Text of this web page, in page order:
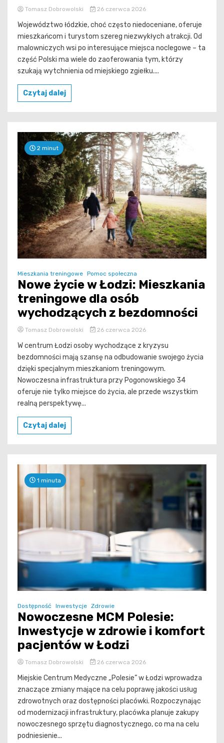
Tomasz Dobrowolski 26 czerwca 2026
Województwo łódzkie, choć często niedoceniane, oferuje
mieszkańcom i turystom szereg niezwykłych atrakcji. Od
malowniczych wsi po interesujące miejsca noclegowe – ta
część Polski ma wiele do zaoferowania tym, którzy
szukają wytchnienia od miejskiego zgiełku....
Czytaj dalej
2 minut
Mieszkania treningowe Pomoc społeczna
Nowe życie w Łodzi: Mieszkania
treningowe dla osób
wychodzących z bezdomności
Tomasz Dobrowolski 26 czerwca 2026
W centrum Łodzi osoby wychodzące z kryzysu
bezdomności mają szansę na odbudowanie swojego życia
dzięki specjalnym mieszkaniom treningowym.
Nowoczesna infrastruktura przy Pogonowskiego 34
oferuje nie tylko miejsce do życia, ale przede wszystkim
realną perspektywę...
Czytaj dalej
1 minuta
Dostępność Inwestycje Zdrowie
Nowoczesne MCM Polesie:
Inwestycje w zdrowie i komfort
pacjentów w Łodzi
Tomasz Dobrowolski 26 czerwca 2026
Miejskie Centrum Medyczne „Polesie” w Łodzi wprowadza
znaczące zmiany mające na celu poprawę jakości usług
zdrowotnych oraz dostępności placówki. Rozpoczynając
od modernizacji infrastruktury, placówka planuje zakupy
nowoczesnego sprzętu diagnostycznego, co ma na celu
podniesienie...